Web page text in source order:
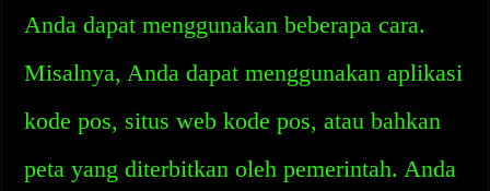
Anda dapat menggunakan beberapa cara.
Misalnya, Anda dapat menggunakan aplikasi
kode pos, situs web kode pos, atau bahkan
peta yang diterbitkan oleh pemerintah. Anda